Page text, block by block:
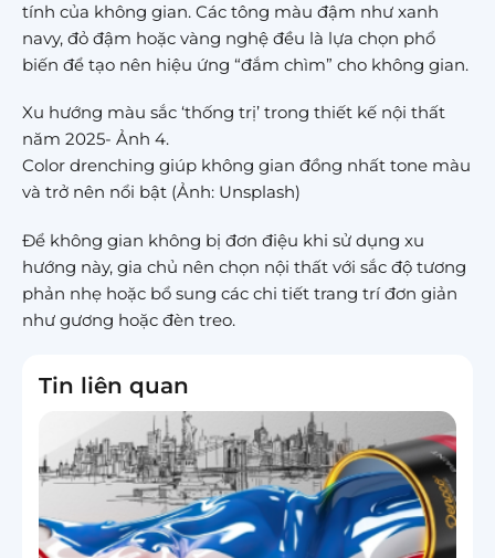
tính của không gian. Các tông màu đậm như xanh
navy, đỏ đậm hoặc vàng nghệ đều là lựa chọn phổ
biến để tạo nên hiệu ứng “đắm chìm” cho không gian.
Xu hướng màu sắc ‘thống trị’ trong thiết kế nội thất
năm 2025- Ảnh 4.
Color drenching giúp không gian đồng nhất tone màu
và trở nên nổi bật (Ảnh: Unsplash)
Để không gian không bị đơn điệu khi sử dụng xu
hướng này, gia chủ nên chọn nội thất với sắc độ tương
phản nhẹ hoặc bổ sung các chi tiết trang trí đơn giản
như gương hoặc đèn treo.
Tin liên quan